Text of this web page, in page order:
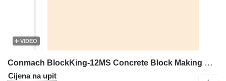
VIDEO
Conmach BlockKing-12MS Concrete Block Making Machine - 4.000 units/shift
Cijena na upit